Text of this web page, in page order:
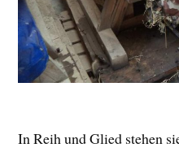
In Reih und Glied stehen